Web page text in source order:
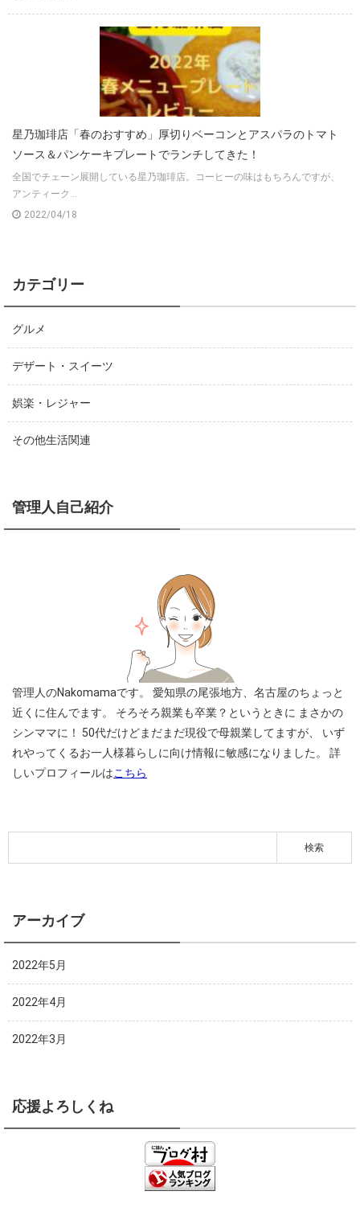
星乃珈琲店「春のおすすめ」厚切りベーコンとアスパラのトマト
ソース＆パンケーキプレートでランチしてきた！
全国でチェーン展開している星乃珈琲店。コーヒーの味はもちろんですが、
アンティーク...
2022/04/18
カテゴリー
グルメ
デザート・スイーツ
娯楽・レジャー
その他生活関連
管理人自己紹介
管理人のNakomamaです。
愛知県の尾張地方、名古屋のちょっと
近くに住んでます。
そろそろ親業も卒業？というときに まさかの
シンママに！
50代だけどまだまだ現役で母親業してますが、
いず
れやってくるお一人様暮らしに向け情報に敏感になりました。
詳
しいプロフィールはこちら
アーカイブ
2022年5月
2022年4月
2022年3月
応援よろしくね